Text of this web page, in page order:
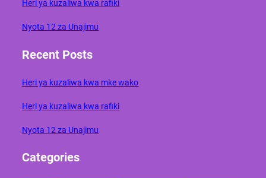
Heri ya kuzaliwa kwa rafiki
Nyota 12 za Unajimu
Recent Posts
Heri ya kuzaliwa kwa mke wako
Heri ya kuzaliwa kwa rafiki
Nyota 12 za Unajimu
Categories